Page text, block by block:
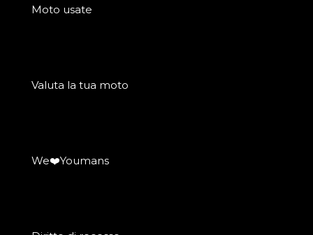
Moto usate
Valuta la tua moto
We❤️Youmans